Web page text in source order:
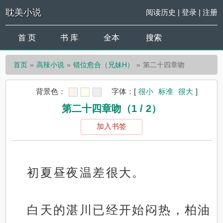
耽美小说 阅读历史 | 登录| 注册
首 页 书 库 全本 搜索
首页 高辣小说 错位愈合（兄妹H） 第二十四章吻
背景色： 字体： [ 很小 标准 很大 ]
第二十四章吻（1 / 2）
加入书签
初夏昼夜温差很大。
白天的湛川已经开始闷热，柏油